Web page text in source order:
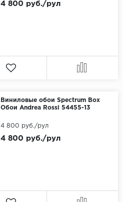
4 800 руб./рул
Виниловые обои Spectrum Box
Обои Andrea Rossi 54455-13
4 800 руб./рул
4 800 руб./рул